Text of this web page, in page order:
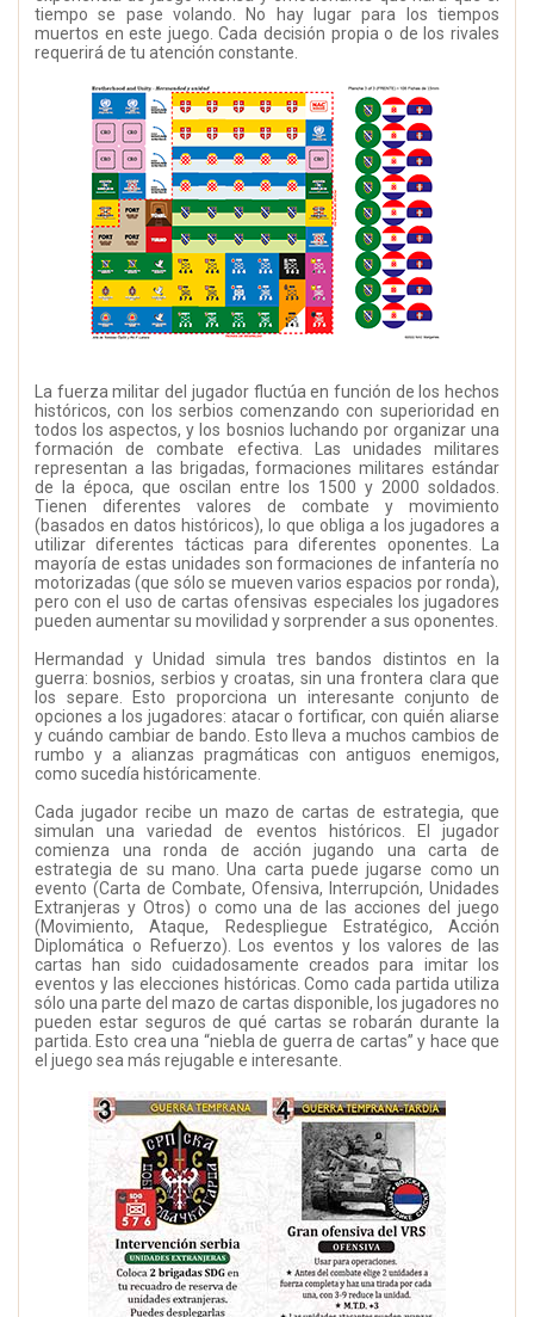
tiempo se pase volando. No hay lugar para los tiempos
muertos en este juego. Cada decisión propia o de los rivales
requerirá de tu atención constante.
La fuerza militar del jugador fluctúa en función de los hechos
históricos, con los serbios comenzando con superioridad en
todos los aspectos, y los bosnios luchando por organizar una
formación de combate efectiva. Las unidades militares
representan a las brigadas, formaciones militares estándar
de la época, que oscilan entre los 1500 y 2000 soldados.
Tienen diferentes valores de combate y movimiento
(basados en datos históricos), lo que obliga a los jugadores a
utilizar diferentes tácticas para diferentes oponentes. La
mayoría de estas unidades son formaciones de infantería no
motorizadas (que sólo se mueven varios espacios por ronda),
pero con el uso de cartas ofensivas especiales los jugadores
pueden aumentar su movilidad y sorprender a sus oponentes.
Hermandad y Unidad simula tres bandos distintos en la
guerra: bosnios, serbios y croatas, sin una frontera clara que
los separe. Esto proporciona un interesante conjunto de
opciones a los jugadores: atacar o fortificar, con quién aliarse
y cuándo cambiar de bando. Esto lleva a muchos cambios de
rumbo y a alianzas pragmáticas con antiguos enemigos,
como sucedía históricamente.
Cada jugador recibe un mazo de cartas de estrategia, que
simulan una variedad de eventos históricos. El jugador
comienza una ronda de acción jugando una carta de
estrategia de su mano. Una carta puede jugarse como un
evento (Carta de Combate, Ofensiva, Interrupción, Unidades
Extranjeras y Otros) o como una de las acciones del juego
(Movimiento, Ataque, Redespliegue Estratégico, Acción
Diplomática o Refuerzo). Los eventos y los valores de las
cartas han sido cuidadosamente creados para imitar los
eventos y las elecciones históricas. Como cada partida utiliza
sólo una parte del mazo de cartas disponible, los jugadores no
pueden estar seguros de qué cartas se robarán durante la
partida. Esto crea una “niebla de guerra de cartas” y hace que
el juego sea más rejugable e interesante.